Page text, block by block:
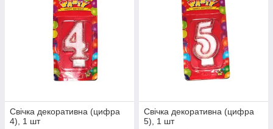
Свічка декоративна (цифра
4), 1 шт
Свічка декоративна (цифра
5), 1 шт